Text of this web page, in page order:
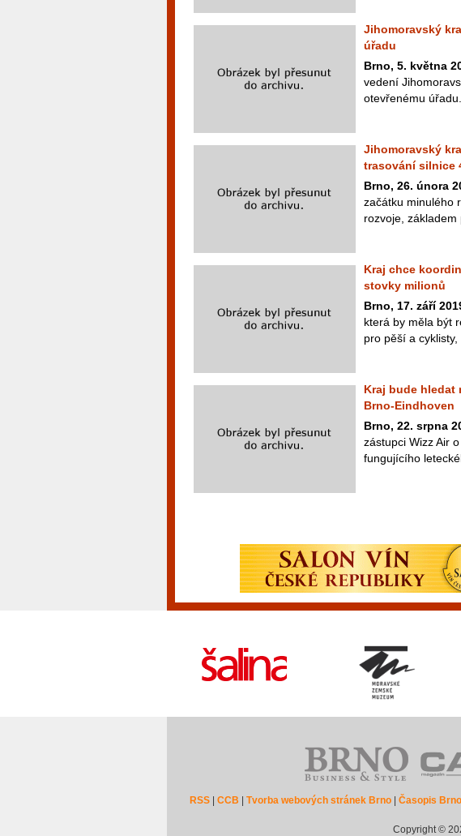
Jihomoravský
úřadu
Brno, 5. května
vedení
otevřenému
Jihomoravský
trasování silnice
Brno, 26. února
začátku minulého
rozvoje, základem
Kraj chce
stovky milionů
Brno, 17. září
která by měla být
pro pěší a cyklisty,
Kraj bude hledat
Brno-Eindhoven
Brno, 22. srpna
zástupci Wizz Air
fungujícího
RSS| CCB Tvorba webových stránek Brno| Časopis
Copyright ©